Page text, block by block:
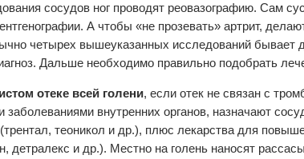
сосудов ног проводят реовазографию. Сам
А чтобы «не прозевать» артрит,
четырех вышеуказанных исследований бывает
Дальше необходимо правильно подобрать
отеке всей голени, если отек не связан с
заболеваниями внутренних органов, назначают
теоникол и др.), плюс лекарства для
детралекс и др.). Местно на голень наносят